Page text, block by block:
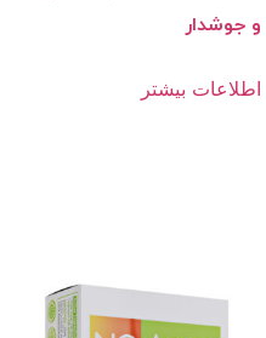
و جوشدار
اطلاعات بیشتر